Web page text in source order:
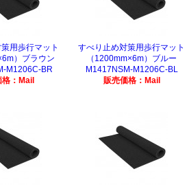
用歩行マット
）ブラウン
M1206C-BR
：Mail
すべり止め対策用歩行マット
（1200mm×6m）ブルー
M1417NSM-M1206C-BL
販売価格：Mail